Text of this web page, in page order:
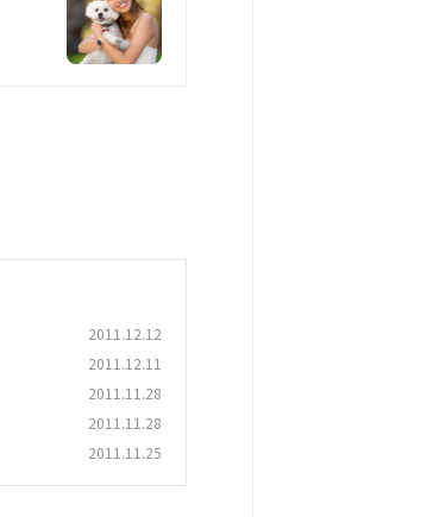
2011.12.12
2011.12.11
2011.11.28
2011.11.28
2011.11.25